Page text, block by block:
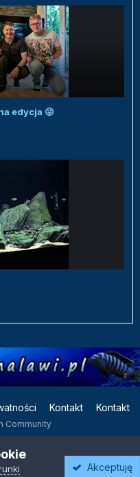
edycja 😜
Kontakt Kontakt
Community
Akceptuję